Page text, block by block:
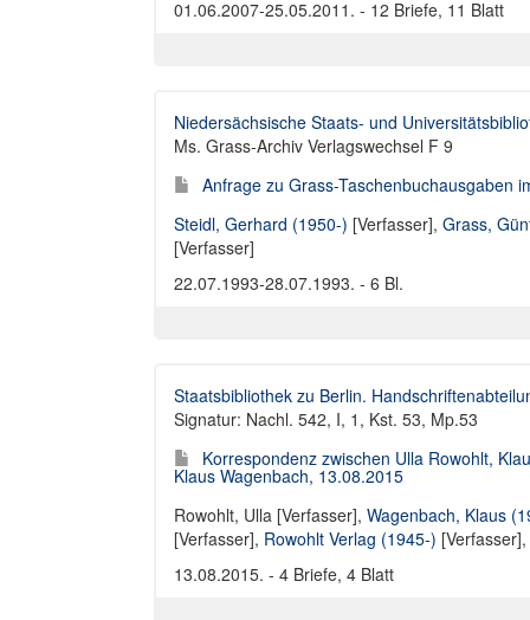
01.06.2007-25.05.2011. - 12 Briefe, 11 Blatt
Niedersächsische Staats- und
Ms. Grass-Archiv Verlagswechsel F 9
Anfrage zu Grass-Taschenbuchausgaben
Steidl, Gerhard (1950-) [Verfasser], Grass,
[Verfasser]
22.07.1993-28.07.1993. - 6 Bl.
Staatsbibliothek zu Berlin.
Signatur: Nachl. 542, I, 1, Kst. 53, Mp.53
Korrespondenz zwischen Ulla Rowohlt,
Klaus Wagenbach, 13.08.2015
Rowohlt, Ulla [Verfasser], Wagenbach, Klaus
[Verfasser], Rowohlt Verlag (1945-) [Verfasser],
13.08.2015. - 4 Briefe, 4 Blatt